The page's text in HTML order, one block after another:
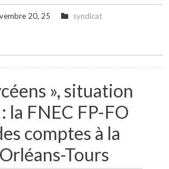
20, 25 syndicat
», situation
la FNEC FP-FO
comptes à la
Tours